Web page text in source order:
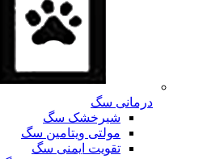
درمانی سگ
شیرخشک سگ
مولتی ویتامین سگ
تقویت ایمنی سگ